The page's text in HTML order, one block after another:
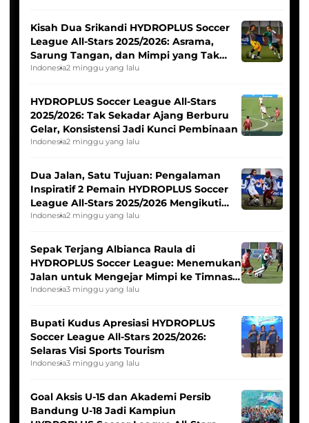
Kisah Dua Srikandi HYDROPLUS Soccer
League All-Stars 2025/2026: Asrama,
Sarung Tangan, dan Mimpi yang Tak
Pernah Padam
Indonesia2 minggu yang lalu
HYDROPLUS Soccer League All-Stars
2025/2026: Tak Sekadar Ajang Berburu
Gelar, Konsistensi Jadi Kunci Pembinaan
Indonesia2 minggu yang lalu
Dua Jalan, Satu Tujuan: Pengalaman
Inspiratif 2 Pemain HYDROPLUS Soccer
League All-Stars 2025/2026 Mengikuti
Seleksi Timnas Indonesia Putri
Indonesia2 minggu yang lalu
Sepak Terjang Albianca Raula di
HYDROPLUS Soccer League: Menemukan
Jalan untuk Mengejar Mimpi ke Timnas
Indonesia Putri
Indonesia3 minggu yang lalu
Bupati Kudus Apresiasi HYDROPLUS
Soccer League All-Stars 2025/2026:
Selaras Visi Sports Tourism
Indonesia3 minggu yang lalu
Goal Aksis U-15 dan Akademi Persib
Bandung U-18 Jadi Kampiun